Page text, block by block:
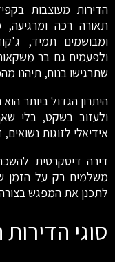
הדירות מעוצבות
תאורה רכה ומרגיעה,
ומבושמים תמיד,
ולפעמים גם בר משקאות
שתרגישו בנוח, תיהנו
היתרון הגדול ביותר
ולעזוב בשקט, בלי
אידיאלי לזוגות
דירה דיסקרטית
משלמים רק על הזמן
לתכנן את המפגש
סוגי